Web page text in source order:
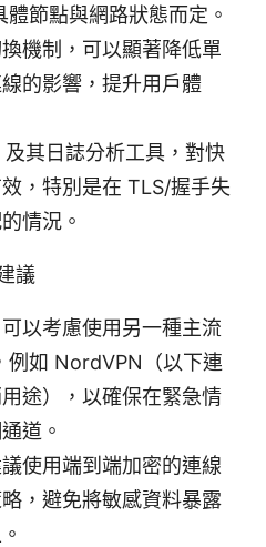
節點與網路狀態而定。
機制，可以顯著降低單
的影響，提升用戶體
其日誌分析工具，對快
，特別是在 TLS/握手失
情況。
議
以考慮使用另一種主流
例如 NordVPN（以下連
途），以確保在緊急情
道。
使用端到端加密的連線
，避免將敏感資料暴露